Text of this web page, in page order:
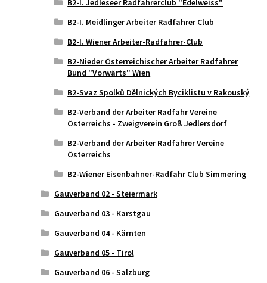
B2-I. Jedleseer Radfahrerclub "Edelweiss"
B2-I. Meidlinger Arbeiter Radfahrer Club
B2-I. Wiener Arbeiter-Radfahrer-Club
B2-Nieder Österreichischer Arbeiter Radfahrer
Bund "Vorwärts" Wien
B2-Svaz Spolků Dělnických Byciklistu v Rakouský
B2-Verband der Arbeiter Radfahr Vereine
Österreichs - Zweigverein Groß Jedlersdorf
B2-Verband der Arbeiter Radfahrer Vereine
Österreichs
B2-Wiener Eisenbahner-Radfahr Club Simmering
Gauverband 02 - Steiermark
Gauverband 03 - Karstgau
Gauverband 04 - Kärnten
Gauverband 05 - Tirol
Gauverband 06 - Salzburg